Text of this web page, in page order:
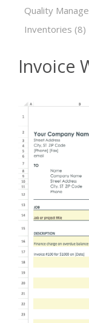
Quality
Inventories (8)
Invoice